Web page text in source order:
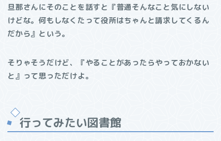
旦那さんにそのことを話すと『普通そんなこと気にしない
けどな。何もしなくたって役所はちゃんと請求してくるん
だから』という。
そりゃそうだけど、『やることがあったらやっておかない
と』って思っただけよ。
行ってみたい図書館